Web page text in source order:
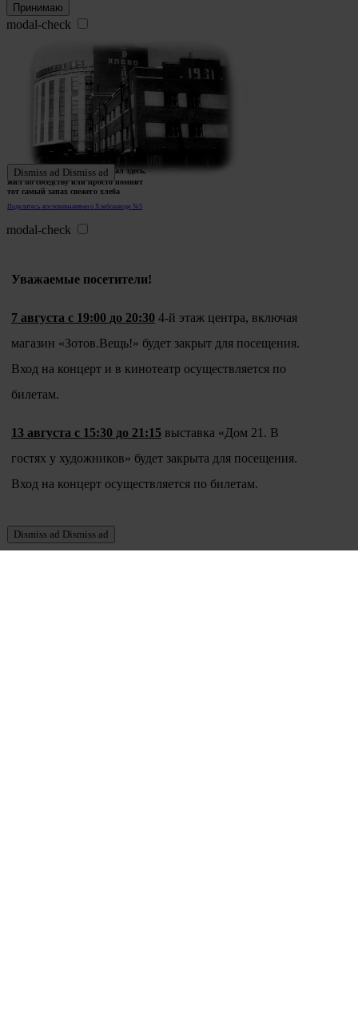
Принимаю
modal-check
Поделитесь воспоминаниями о Хлебозаводе №5
Ждем истории тех, кто работал здесь,
жил по соседству или просто помнит
тот самый запах свежего хлеба
Dismiss ad Dismiss ad
modal-check
Уважаемые посетители!
7 августа с 19:00 до 20:30 4-й этаж центра, включая
магазин «Зотов.Вещь!» будет закрыт для посещения.
Вход на концерт и в кинотеатр осуществляется по
билетам.
13 августа с 15:30 до 21:15 выставка «Дом 21. В
гостях у художников» будет закрыта для посещения.
Вход на концерт осуществляется по билетам.
Dismiss ad Dismiss ad